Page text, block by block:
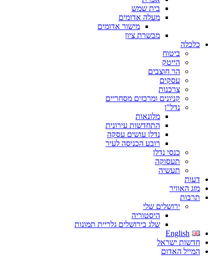
בית שמש
מעלה אדומים
מישור אדומים
מבשרת ציון
כלכלה
ביטוח
הייטק
הר חוצבים
עסקים
צרכנות
קניונים ומרכזים מסחריים
נדל"ן
מלונאות
התחדשות עירונית
נדלן עושים עסקה
רובע הכניסה לעיר
כנסי נדלן
תעסוקה
תעשיה
דעות
מזג האוויר
תרבות
ירושלים שלי
היסטוריה
שלג בירושלים גלריית תמונות
English
חדשות ישראל
המייל האדום